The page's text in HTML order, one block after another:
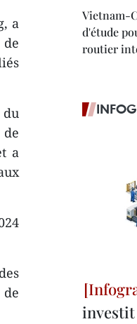
a
du
a
Vietnam-
d'étude
routier
investit